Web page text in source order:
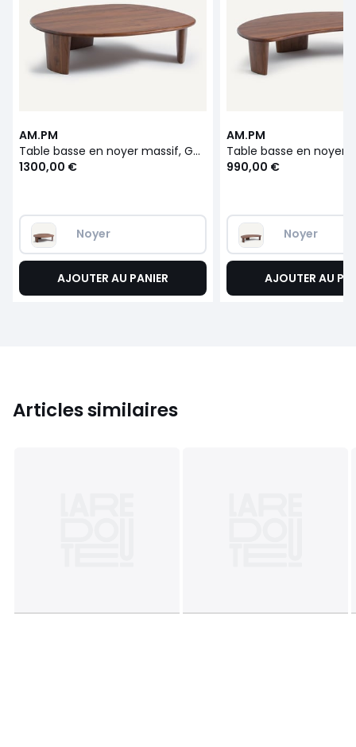
AM.PM
Table basse en noyer massif, Guimel
1300,00 €
Noyer
AJOUTER AU PANIER
AM.PM
990,00 €
Noyer
AJOUTER AU
Articles similaires